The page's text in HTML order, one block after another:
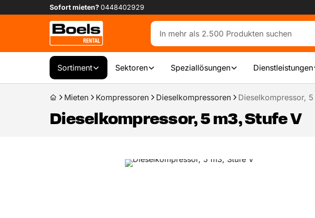
Sofort mieten?0448402929
Sortiment Sektoren Speziallösungen Dienstleistungen
Mieten Kompressoren Dieselkompressoren Dieselkompressor,
Dieselkompressor, 5 m3, Stufe V